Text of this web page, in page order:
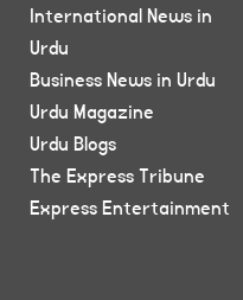
International News in
Urdu
Business News in Urdu
Urdu Magazine
Urdu Blogs
The Express Tribune
Express Entertainment